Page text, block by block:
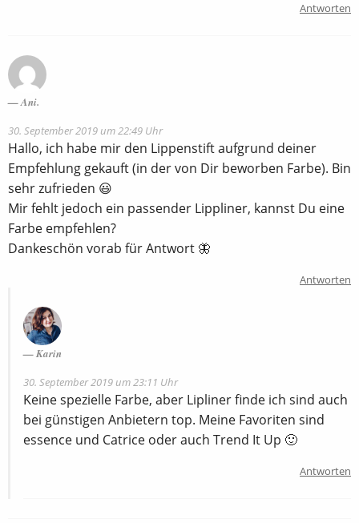
Antworten
Ani.
30. September 2019 um 22:49 Uhr
Hallo, ich habe mir den Lippenstift aufgrund deiner
Empfehlung gekauft (in der von Dir beworben Farbe). Bin
sehr zufrieden 😃
Mir fehlt jedoch ein passender Lippliner, kannst Du eine
Farbe empfehlen?
Dankeschön vorab für Antwort 🦋
Antworten
Karin
30. September 2019 um 23:11 Uhr
Keine spezielle Farbe, aber Lipliner finde ich sind auch
bei günstigen Anbietern top. Meine Favoriten sind
essence und Catrice oder auch Trend It Up 🙂
Antworten